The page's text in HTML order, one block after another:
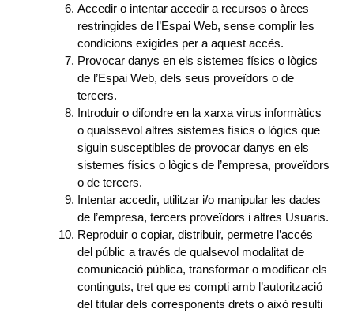
Accedir o intentar accedir a recursos o àrees
restringides de l’Espai Web, sense complir les
condicions exigides per a aquest accés.
Provocar danys en els sistemes físics o lògics
de l’Espai Web, dels seus proveïdors o de
tercers.
Introduir o difondre en la xarxa virus informàtics
o qualssevol altres sistemes físics o lògics que
siguin susceptibles de provocar danys en els
sistemes físics o lògics de l’empresa, proveïdors
o de tercers.
Intentar accedir, utilitzar i/o manipular les dades
de l’empresa, tercers proveïdors i altres Usuaris.
Reproduir o copiar, distribuir, permetre l’accés
del públic a través de qualsevol modalitat de
comunicació pública, transformar o modificar els
continguts, tret que es compti amb l’autorització
del titular dels corresponents drets o això resulti